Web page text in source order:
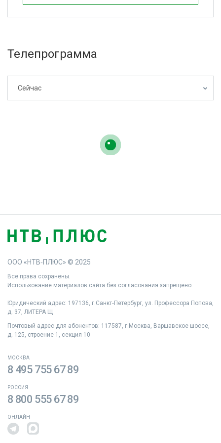
Телепрограмма
Сейчас
ООО «НТВ‑ПЛЮС» © 2025
Все права сохранены.
Использование материалов сайта без согласования запрещено.
Юридический адрес: 197136, г.Санкт‑Петербург, ул. Профессора Попова,
д. 37, ЛИТЕРА Щ
Почтовый адрес для абонентов: 117587, г.Москва, Варшавское шоссе,
д. 125, строение 1, секция 10
МОСКВА
8 495 755 67 89
РОССИЯ
8 800 555 67 89
ОНЛАЙН